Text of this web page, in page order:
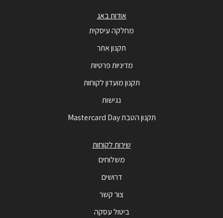
אודות באג
מחלקה עיסקית
תקנון אתר
מדיניות פרטיות
תקנון מועדון לקוחות
נגישות
תקנון הטבת Mastercard Day
שירות לקוחות
משלוחים
דרושים
צור קשר
ביטול עסקה